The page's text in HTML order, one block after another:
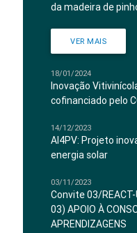
da madeira de
VER MAIS
18/01/2024
Inovação
cofinanciado pelo
14/12/2023
AI4PV: Projeto
energia solar
03/11/2023
Convite 03/
03) APOIO À
APRENDIZAGENS